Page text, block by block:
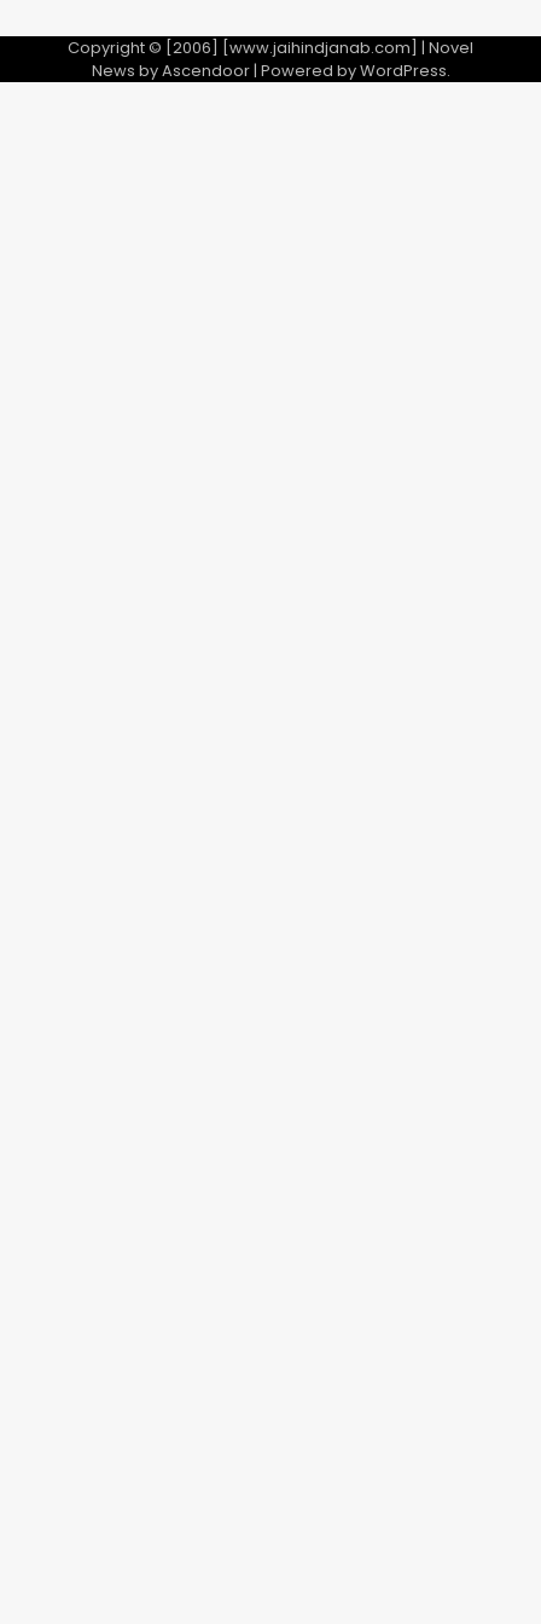
Copyright © [2006] [www.jaihindjanab.com] | Novel
News byAscendoor| Powered byWordPress.